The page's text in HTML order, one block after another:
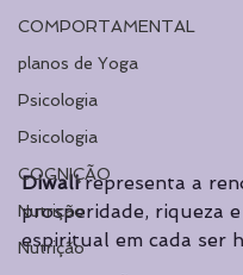
COMPORTAMENTAL
planos de Yoga
Psicologia
Psicologia
COGNIÇÃO
Nutrição
Nutrição
Diwali representa a
prosperidade, riqueza
espiritual em cada ser